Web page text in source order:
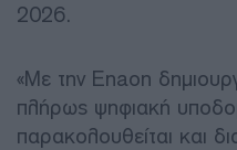
2026.
«Με την Enaon
πλήρως ψηφιακή
παρακολουθείται και